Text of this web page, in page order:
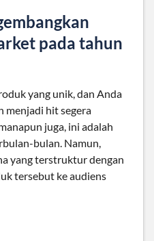
pada tahun
yang unik, dan Anda
menjadi hit segera
juga, ini adalah
bulan. Namun,
yang terstruktur dengan
tersebut ke audiens